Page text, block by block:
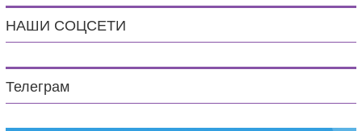
НАШИ СОЦСЕТИ
Телеграм